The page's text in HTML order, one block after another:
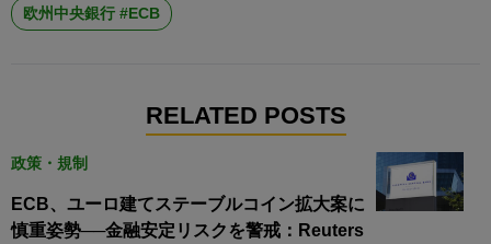
欧州中央銀行 #ECB
RELATED POSTS
政策・規制
ECB、ユーロ建てステーブルコイン拡大案に
慎重姿勢──金融安定リスクを警戒：Reuters